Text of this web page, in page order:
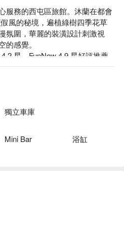
服務的西屯區旅館。沐蘭在都會
風的秘境，遍植綠樹四季花草
氛圍，華麗的裝潢設計刺激視
感覺。
星、FunNow 4.9 星好評推薦
中站，車程約 10 分鐘即可抵
車程，比鄰秋紅谷公園、新光
可同時貼近大自然也能享受購
沐蘭精品旅館住宿方案、台中沐
獨立車庫
Mini Bar 浴缸